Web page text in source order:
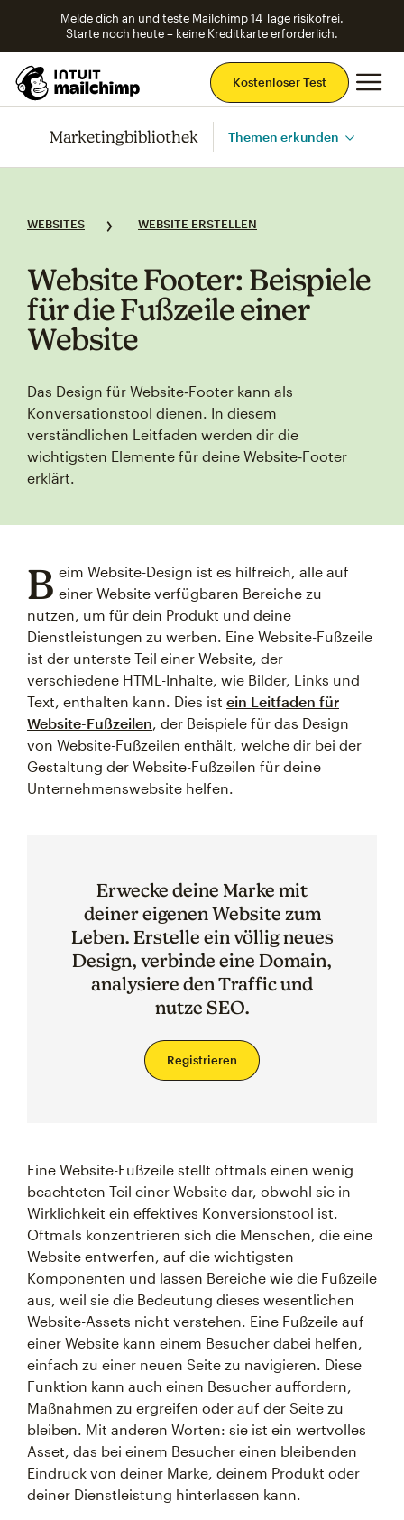
Melde dich an und teste Mailchimp 14 Tage risikofrei.
Starte noch heute – keine Kreditkarte erforderlich.
Kostenloser Test
Marketingbibliothek Themen erkunden
WEBSITES WEBSITE ERSTELLEN
Website Footer: Beispiele
für die Fußzeile einer
Website
Das Design für Website‑Footer kann als
Konversationstool dienen. In diesem
verständlichen Leitfaden werden dir die
wichtigsten Elemente für deine Website‑Footer
erklärt.
B eim Website-Design ist es hilfreich, alle auf
einer Website verfügbaren Bereiche zu
nutzen, um für dein Produkt und deine
Dienstleistungen zu werben. Eine Website-Fußzeile
ist der unterste Teil einer Website, der
verschiedene HTML-Inhalte, wie Bilder, Links und
Text, enthalten kann. Dies ist ein Leitfaden für
Website-Fußzeilen, der Beispiele für das Design
von Website-Fußzeilen enthält, welche dir bei der
Gestaltung der Website-Fußzeilen für deine
Unternehmenswebsite helfen.
Erwecke deine Marke mit
deiner eigenen Website zum
Leben. Erstelle ein völlig neues
Design, verbinde eine Domain,
analysiere den Traffic und
nutze SEO.
Registrieren
Eine Website-Fußzeile stellt oftmals einen wenig
beachteten Teil einer Website dar, obwohl sie in
Wirklichkeit ein effektives Konversionstool ist.
Oftmals konzentrieren sich die Menschen, die eine
Website entwerfen, auf die wichtigsten
Komponenten und lassen Bereiche wie die Fußzeile
aus, weil sie die Bedeutung dieses wesentlichen
Website-Assets nicht verstehen. Eine Fußzeile auf
einer Website kann einem Besucher dabei helfen,
einfach zu einer neuen Seite zu navigieren. Diese
Funktion kann auch einen Besucher auffordern,
Maßnahmen zu ergreifen oder auf der Seite zu
bleiben. Mit anderen Worten: sie ist ein wertvolles
Asset, das bei einem Besucher einen bleibenden
Eindruck von deiner Marke, deinem Produkt oder
deiner Dienstleistung hinterlassen kann.